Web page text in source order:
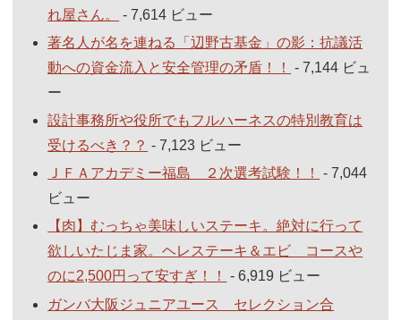
れ屋さん。
- 7,614 ビュー
著名人が名を連ねる「辺野古基金」の影：抗議活
動への資金流入と安全管理の矛盾！！
- 7,144 ビュ
ー
設計事務所や役所でもフルハーネスの特別教育は
受けるべき？？ - 7,123 ビュー
ＪＦＡアカデミー福島 ２次選考試験！！
- 7,044
ビュー
【肉】むっちゃ美味しいステーキ。絶対に行って
欲しいたじま家。ヘレステーキ＆エビ コースや
のに2,500円って安すぎ！！
- 6,919 ビュー
ガンバ大阪ジュニアユース セレクション合